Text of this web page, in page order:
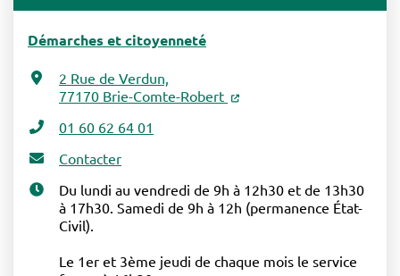
Démarches et citoyenneté
2 Rue de Verdun,
77170 Brie-Comte-Robert
01 60 62 64 01
Contacter
Du lundi au vendredi de 9h à 12h30 et de 13h30
à 17h30. Samedi de 9h à 12h (permanence État-
Civil).
Le 1er et 3ème jeudi de chaque mois le service